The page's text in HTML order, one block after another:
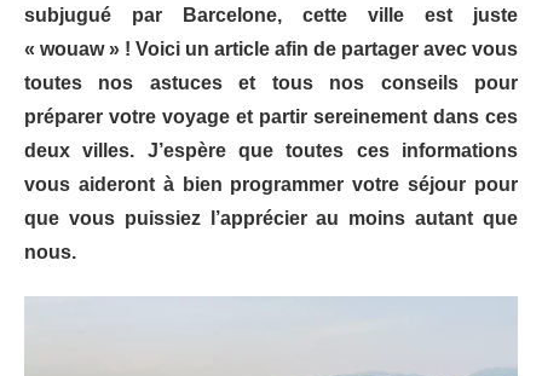
subjugué par Barcelone, cette ville est juste
« wouaw » ! Voici un article afin de partager avec vous
toutes nos astuces et tous nos conseils pour
préparer votre voyage et partir sereinement dans ces
deux villes. J’espère que toutes ces informations
vous aideront à bien programmer votre séjour pour
que vous puissiez l’apprécier au moins autant que
nous.